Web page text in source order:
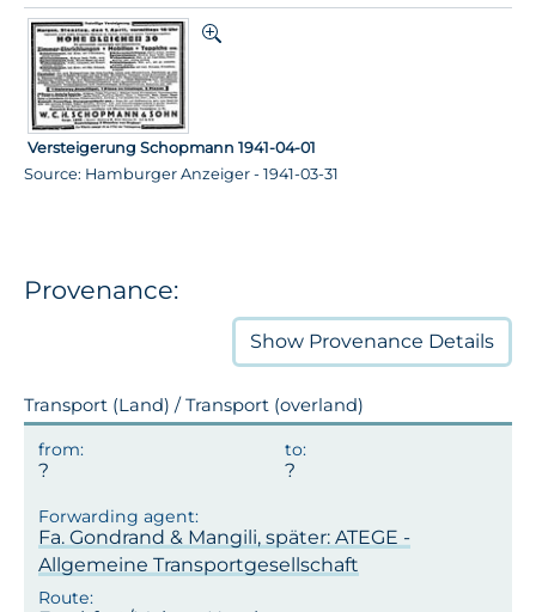
Versteigerung Schopmann 1941-04-01
Source: Hamburger Anzeiger - 1941-03-31
Provenance:
Show Provenance Details
Transport (Land) / Transport (overland)
Fa. Gondrand & Mangili, später: ATEGE -
Allgemeine Transportgesellschaft